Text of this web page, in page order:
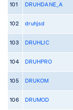
101 DRUHDANE_A
102 druhjsd
103 DRUHLIC
104 DRUHPRO
105 DRUKOM
106 DRUMOD